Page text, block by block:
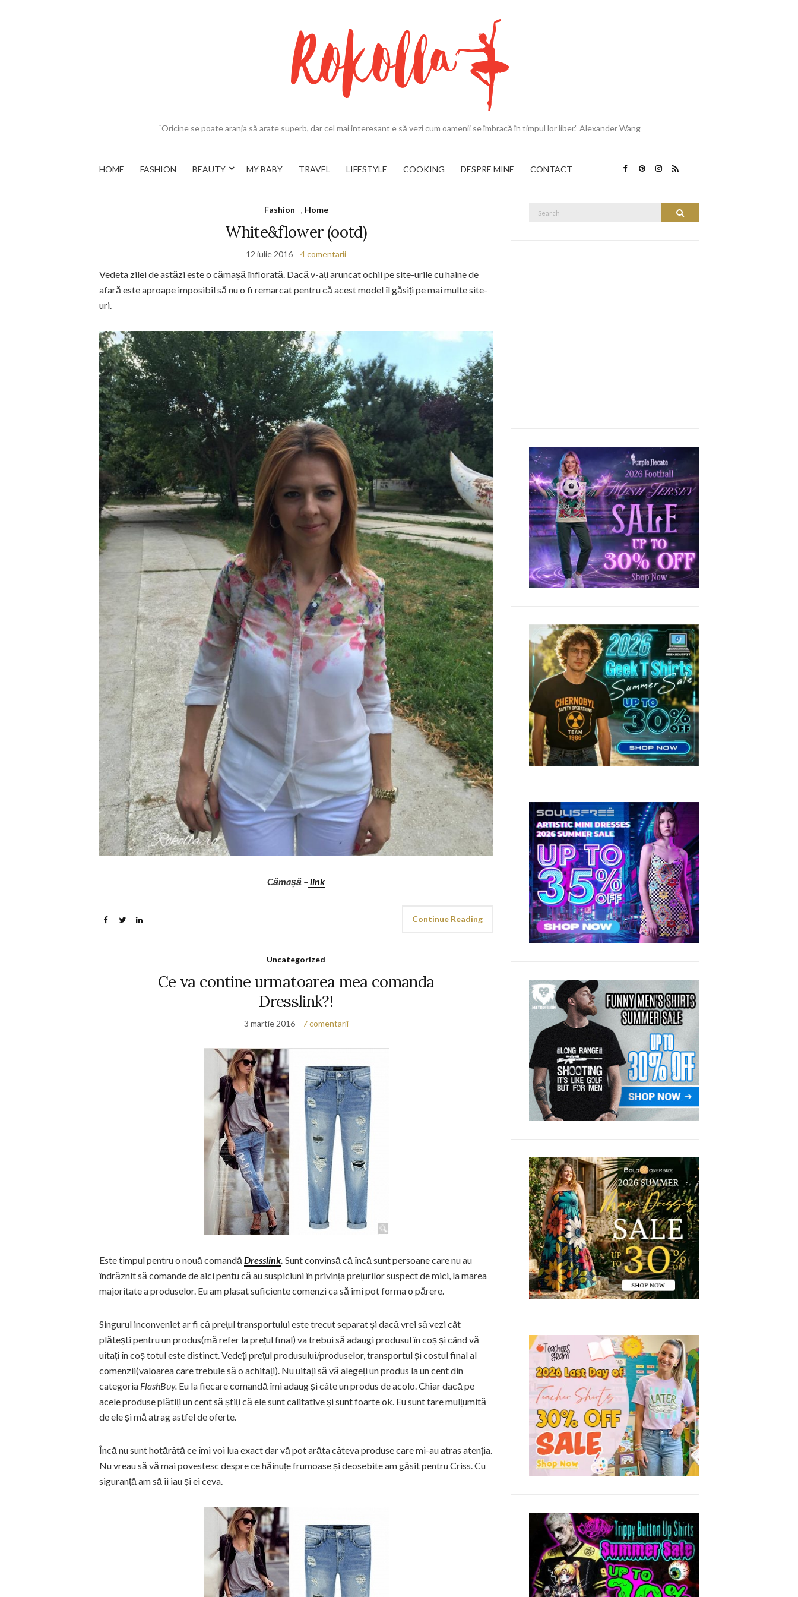
“Oricine se poate aranja să arate superb, dar cel mai interesant e să vezi cum oamenii se îmbracă în timpul lor liber.” Alexander Wang
HOME FASHION BEAUTY MY BABY TRAVEL LIFESTYLE COOKING DESPRE MINE CONTACT
Fashion , Home
White&flower (ootd)
12 iulie 2016 4 comentarii
Vedeta zilei de astăzi este o cămașă înflorată. Dacă v-ați aruncat ochii pe site-urile cu haine de
afară este aproape imposibil să nu o fi remarcat pentru că acest model îl găsiți pe mai multe site-
uri.
Cămașă –link
Continue Reading
Uncategorized
Ce va contine urmatoarea mea comanda
Dresslink?!
3 martie 2016 7 comentarii
Este timpul pentru o nouă comandă Dresslink. Sunt convinsă că încă sunt persoane care nu au
îndrăznit să comande de aici pentu că au suspiciuni în privința prețurilor suspect de mici, la marea
majoritate a produselor. Eu am plasat suficiente comenzi ca să îmi pot forma o părere.
Singurul inconveniet ar fi că prețul transportului este trecut separat și dacă vrei să vezi cât
plătești pentru un produs(mă refer la prețul final) va trebui să adaugi produsul în coș și când vă
uitați în coș totul este distinct. Vedeți prețul produsului/produselor, transportul și costul final al
comenzii(valoarea care trebuie să o achitați). Nu uitați să vă alegeți un produs la un cent din
categoria FlashBuy. Eu la fiecare comandă îmi adaug și câte un produs de acolo. Chiar dacă pe
acele produse plătiți un cent să știți că ele sunt calitative și sunt foarte ok. Eu sunt tare mulțumită
de ele și mă atrag astfel de oferte.
Încă nu sunt hotărâtă ce îmi voi lua exact dar vă pot arăta câteva produse care mi-au atras atenția.
Nu vreau să vă mai povestesc despre ce hăinuțe frumoase și deosebite am găsit pentru Criss. Cu
siguranță am să îi iau și ei ceva.
Search